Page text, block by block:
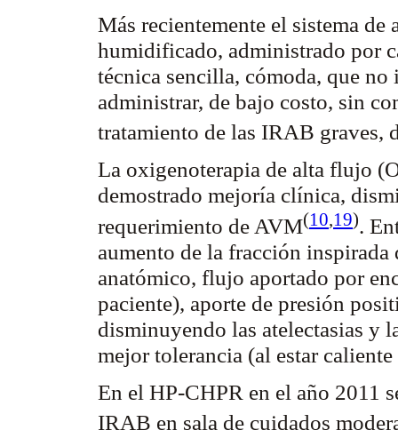
Más recientemente el sistema
humidificado, administrado por
técnica sencilla, cómoda, que
administrar, de bajo costo, sin
tratamiento de las IRAB graves,
La oxigenoterapia de alta flujo
demostrado mejoría clínica,
requerimiento de AVM(10,19).
aumento de la fracción
anatómico, flujo aportado por
paciente), aporte de presión
disminuyendo las atelectasias y
mejor tolerancia (al estar
En el HP-CHPR en el año 2011
IRAB en sala de cuidados